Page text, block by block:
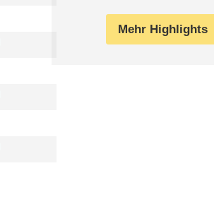
Mehr Highlights